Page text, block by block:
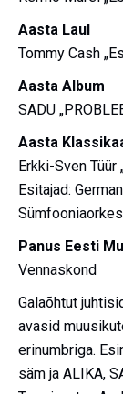
Aasta Laul
Tommy Cash
Aasta Album
SADU
Aasta
Erkki-Sven Tüür
Esitajad:
Panus Eesti
Vennaskond
Galaõhtut
avasid
erinumbriga.
säm ja ALIKA,